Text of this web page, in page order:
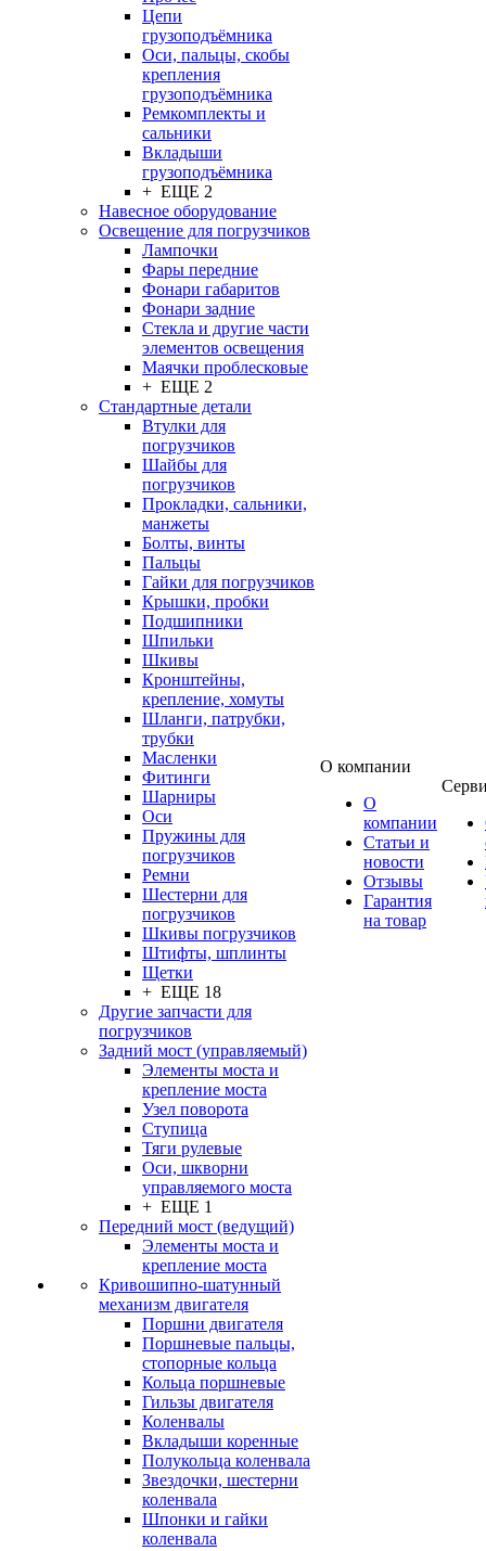
Цепи
грузоподъёмника
Оси, пальцы, скобы
крепления
грузоподъёмника
Ремкомплекты и
сальники
Вкладыши
грузоподъёмника
+ ЕЩЕ 2
Навесное оборудование
Освещение для погрузчиков
Лампочки
Фары передние
Фонари габаритов
Фонари задние
Стекла и другие части
элементов освещения
Маячки проблесковые
+ ЕЩЕ 2
Стандартные детали
Втулки для
погрузчиков
Шайбы для
погрузчиков
Прокладки, сальники,
манжеты
Болты, винты
Пальцы
Гайки для погрузчиков
Крышки, пробки
Подшипники
Шпильки
Шкивы
Кронштейны,
крепление, хомуты
Шланги, патрубки,
трубки
Масленки
Фитинги
Шарниры
Оси
Пружины для
погрузчиков
Ремни
Шестерни для
погрузчиков
Шкивы погрузчиков
Штифты, шплинты
Щетки
+ ЕЩЕ 18
Другие запчасти для
погрузчиков
Задний мост (управляемый)
Элементы моста и
крепление моста
Узел поворота
Ступица
Тяги рулевые
Оси, шкворни
управляемого моста
+ ЕЩЕ 1
Передний мост (ведущий)
Элементы моста и
крепление моста
Кривошипно-шатунный
механизм двигателя
Поршни двигателя
Поршневые пальцы,
стопорные кольца
Кольца поршневые
Гильзы двигателя
Коленвалы
Вкладыши коренные
Полукольца коленвала
Звездочки, шестерни
коленвала
Шпонки и гайки
коленвала
О компании
О
компании
Статьи и
новости
Отзывы
Гарантия
на товар